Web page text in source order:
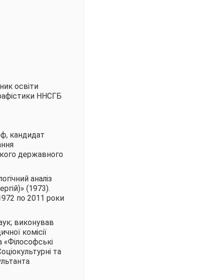
освіти
ННСГБ
кандидат
державного
аналіз
(1973).
по 2011 роки
виконував
комісії
«Філософські
та